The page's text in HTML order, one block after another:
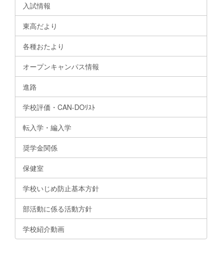
入試情報
東高だより
各種おたより
オープンキャンパス情報
進路
学校評価・CAN-DOﾘｽﾄ
転入学・編入学
奨学金関係
保健室
学校いじめ防止基本方針
部活動に係る活動方針
学校紹介動画